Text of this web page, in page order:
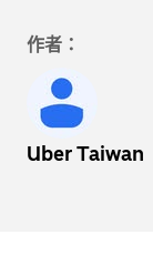
作者：
Uber Taiwan